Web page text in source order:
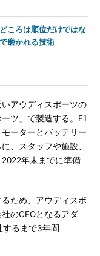
ころは順位だけではな
磨かれる技術
アウディスポーツの
ツ」で製造する。F1
ーターとバッテリー
、スタッフや施設、
年末までに準備
ため、アウディスポ
のCEOとなるアダ
するまで3年間